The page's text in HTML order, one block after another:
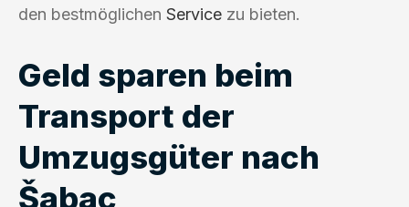
den bestmöglichen Service zu bieten.
Geld sparen beim
Transport der
Umzugsgüter nach
Šabac